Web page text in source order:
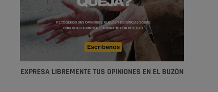
EXPRESA LIBREMENTE TUS OPINIONES EN EL BUZÓN